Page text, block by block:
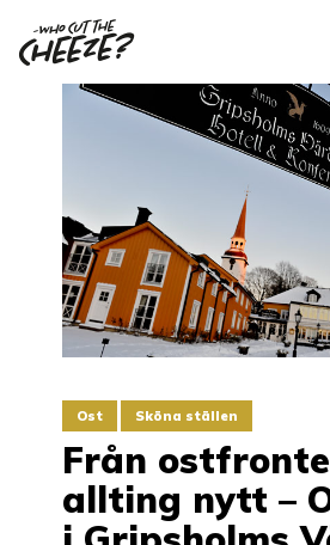
Ost Sköna ställen
Från
allting nytt –